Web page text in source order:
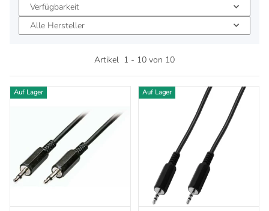
Verfügbarkeit
Alle Hersteller
Artikel 1 - 10 von 10
Auf Lager Auf Lager